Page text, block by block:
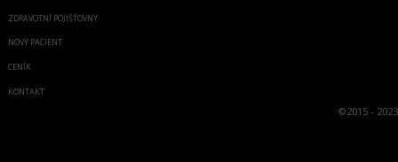
ZDRAVOTNÍ POJIŠŤOVNY
NOVÝ PACIENT
CENÍK
KONTAKT
©2015 - 2023